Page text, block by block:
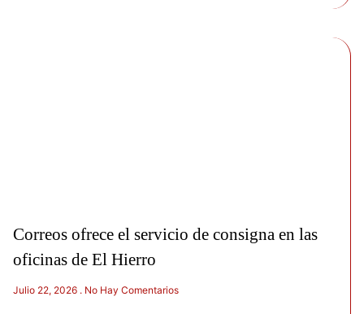
Correos ofrece el servicio de consigna en las
oficinas de El Hierro
Julio 22, 2026 No Hay Comentarios